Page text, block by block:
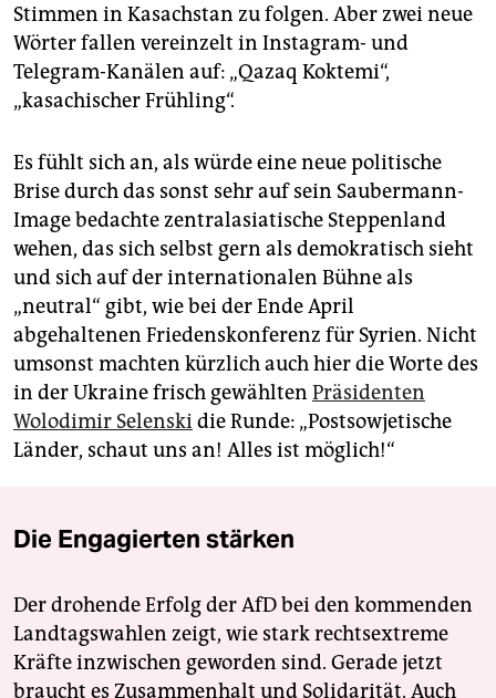
Stimmen in Kasachstan zu folgen. Aber zwei neue
Wörter fallen vereinzelt in Instagram- und
Telegram-Kanälen auf: „Qazaq Koktemi“,
„kasachischer Frühling“.
Es fühlt sich an, als würde eine neue politische
Brise durch das sonst sehr auf sein Saubermann-
Image bedachte zentralasiatische Steppenland
wehen, das sich selbst gern als demokratisch sieht
und sich auf der internationalen Bühne als
„neutral“ gibt, wie bei der Ende April
abgehaltenen Friedenskonferenz für Syrien. Nicht
umsonst machten kürzlich auch hier die Worte des
in der Ukraine frisch gewählten Präsidenten
Wolodimir Selenskidie Runde: „Postsowjetische
Länder, schaut uns an! Alles ist möglich!“
Die Engagierten stärken
Der drohende Erfolg der AfD bei den kommenden
Landtagswahlen zeigt, wie stark rechtsextreme
Kräfte inzwischen geworden sind. Gerade jetzt
braucht es Zusammenhalt und Solidarität. Auch